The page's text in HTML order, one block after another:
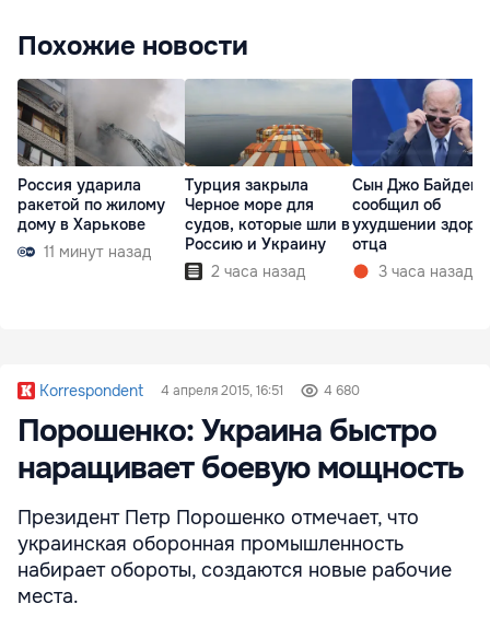
Похожие новости
Россия ударила
ракетой по жилому
дому в Харькове
11 минут назад
Турция закрыла
Черное море для
судов, которые шли в
Россию и Украину
2 часа назад
Сын Джо Байдена
сообщил об
ухудшении
отца
3 часа назад
Korrespondent 4 апреля 2015, 16:51 4 680
Порошенко: Украина быстро
наращивает боевую мощность
Президент Петр Порошенко отмечает, что
украинская оборонная промышленность
набирает обороты, создаются новые рабочие
места.